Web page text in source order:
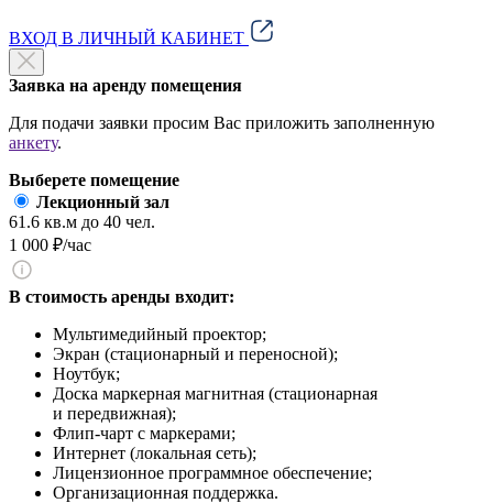
ВХОД В ЛИЧНЫЙ КАБИНЕТ
Заявка на аренду помещения
Для подачи заявки просим Вас приложить заполненную
анкету.
Выберете помещение
Лекционный зал
61.6 кв.м до 40 чел.
1 000 ₽/час
В стоимость аренды входит:
Мультимедийный проектор;
Экран (стационарный и переносной);
Ноутбук;
Доска маркерная магнитная (стационарная
и передвижная);
Флип-чарт с маркерами;
Интернет (локальная сеть);
Лицензионное программное обеспечение;
Организационная поддержка.